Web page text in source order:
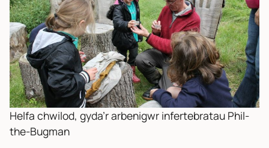
Helfa chwilod, gyda’r arbenigwr infertebratau Phil-
the-Bugman